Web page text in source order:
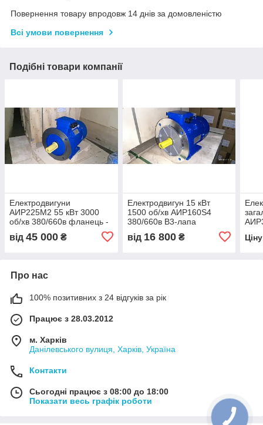
Повернення товару впродовж 14 днів за домовленістю
Всі умови повернення
Подібні товари компанії
Електродвигуни
АИР225М2 55 кВт 3000
об/хв 380/660в фланець -
від 45 000 ₴
Електродвигун 15 кВт
1500 об/хв АИР160Ѕ4
380/660в В3-лапа
від 16 800₴
Про нас
100% позитивних з 24 відгуків за рік
Працює з 28.03.2012
м. Харків
Данілевського вулиця, Харків, Україна
Контакти
Сьогодні працює з 08:00 до 18:00
Показати весь графік роботи